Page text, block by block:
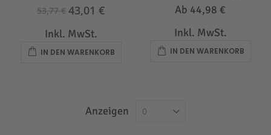
53,77 € 43,01 €
Inkl. MwSt.
IN DEN WARENKORB
Ab 44,98 €
Inkl. MwSt.
IN DEN WARENKORB
Anzeigen